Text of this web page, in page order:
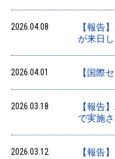
2026.04.08
【報告
が来日
2026.04.01 【国際
2026.03.18
【報告
で実施
2026.03.12
【報告